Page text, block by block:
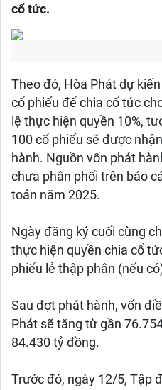
cổ tức.
Theo đó, Hòa Phát dự
cổ phiếu để chia cổ tức
lệ thực hiện quyền 10%,
100 cổ phiếu sẽ được
hành. Nguồn vốn phát
chưa phân phối trên báo
toán năm 2025.
Ngày đăng ký cuối cùng
thực hiện quyền chia cổ
phiểu lẻ thập phân (nếu
Sau đợt phát hành, vốn
Phát sẽ tăng từ gần
84.430 tỷ đồng.
Trước đó, ngày 12/5, Tập